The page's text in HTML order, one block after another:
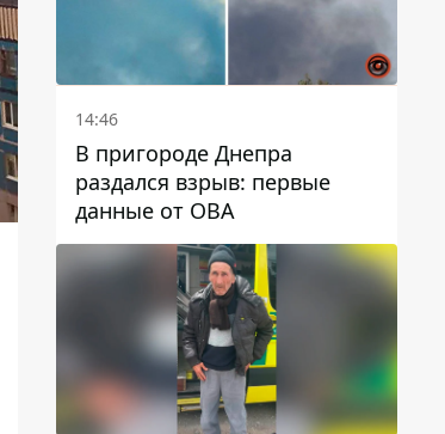
14:46
В пригороде Днепра
раздался взрыв: первые
данные от ОВА